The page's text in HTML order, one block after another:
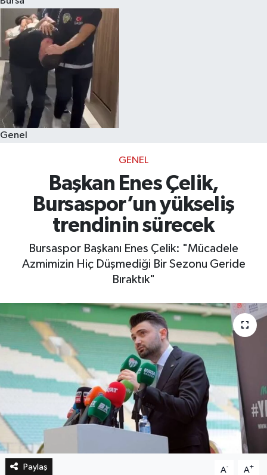
Genel
GENEL
Başkan Enes Çelik,
Bursaspor’un yükseliş
trendinin sürecek
Bursaspor Başkanı Enes Çelik: "Mücadele
Azmimizin Hiç Düşmediği Bir Sezonu Geride
Bıraktık"
Paylaş A- A+
Eğitim
Sağlık
Magazin
Kültür & Sanat
Teknoloji
Bilim
Genel